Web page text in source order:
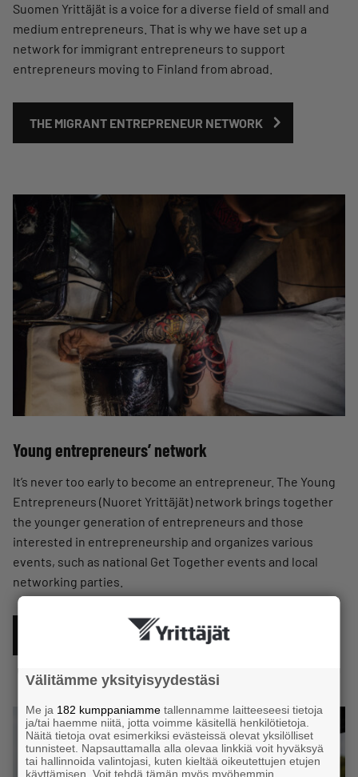
Suomen Yrittäjät is a voice for a diverse field of small and
medium entrepreneurs. That is why we have set up a
network for immigrant entrepreneurs to support
entrepreneurs moving to Finland from abroad.
THE MIGRANT ENTREPRENEUR NETWORK
Young entrepreneurs’ network
It’s never too early to become an entrepreneur. The Young
Entrepreneurs (Nuoret Yrittäjät) network brings together
the younger generation of entrepreneurs and those
interested in entrepreneurship and organizes various
events, such as national Get Together events and local
networking parties.
YOUNG ENTREPRENEURS
Välitämme yksityisyydestäsi
Me ja 182 kumppaniamme tallennamme laitteeseesi tietoja
ja/tai haemme niitä, jotta voimme käsitellä henkilötietoja.
Näitä tietoja ovat esimerkiksi evästeissä olevat yksilölliset
tunnisteet. Napsauttamalla alla olevaa linkkiä voit hyväksyä
tai hallinnoida valintojasi, kuten kieltää oikeutettujen etujen
käyttämisen. Voit tehdä tämän myös myöhemmin